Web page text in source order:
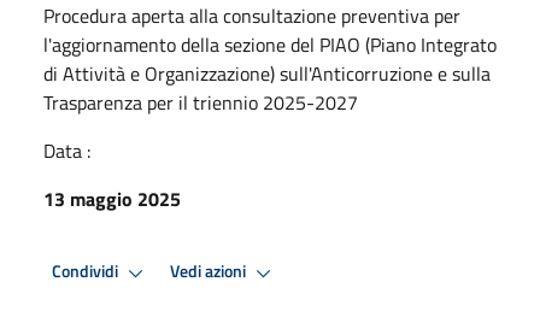
Procedura aperta alla consultazione preventiva per
l'aggiornamento della sezione del PIAO (Piano Integrato
di Attività e Organizzazione) sull'Anticorruzione e sulla
Trasparenza per il triennio 2025-2027
Data :
13 maggio 2025
Condividi Vedi azioni